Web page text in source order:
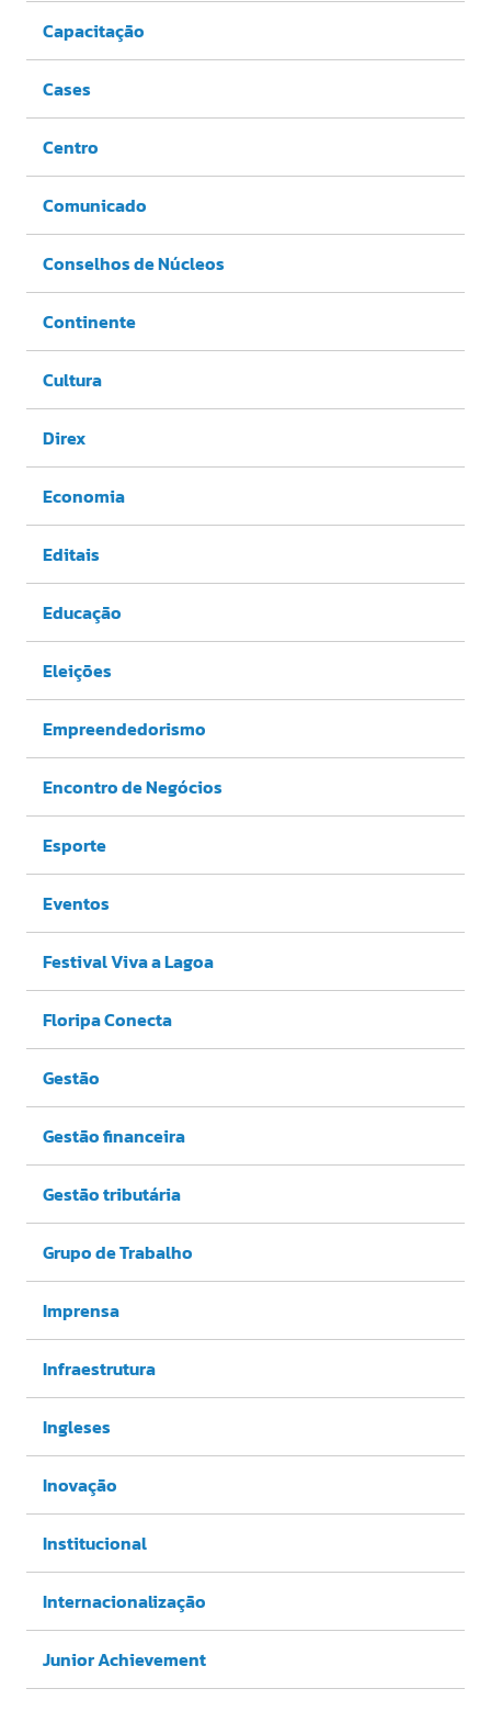
Capacitação
Cases
Centro
Comunicado
Conselhos de Núcleos
Continente
Cultura
Direx
Economia
Editais
Educação
Eleições
Empreendedorismo
Encontro de Negócios
Esporte
Eventos
Festival Viva a Lagoa
Floripa Conecta
Gestão
Gestão financeira
Gestão tributária
Grupo de Trabalho
Imprensa
Infraestrutura
Ingleses
Inovação
Institucional
Internacionalização
Junior Achievement